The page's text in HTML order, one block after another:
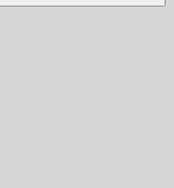
Suchen